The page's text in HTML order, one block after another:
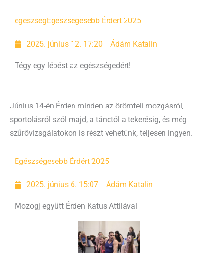
egészségEgészségesebb Érdért 2025
2025. június 12. 17:20 Ádám Katalin
Tégy egy lépést az egészségedért!
Június 14-én Érden minden az örömteli mozgásról,
sportolásról szól majd, a tánctól a tekerésig, és még
szűrővizsgálatokon is részt vehetünk, teljesen ingyen.
Egészségesebb Érdért 2025
2025. június 6. 15:07 Ádám Katalin
Mozogj együtt Érden Katus Attilával